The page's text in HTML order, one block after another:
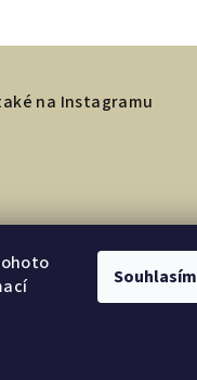
Souhlasím
na Instagramu